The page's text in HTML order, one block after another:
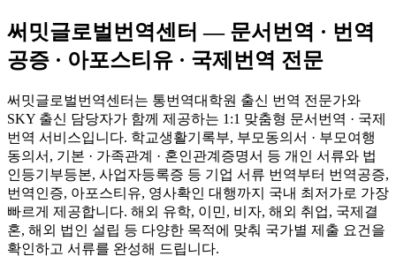
써밋글로벌번역센터 — 문서번역 · 번역
공증 · 아포스티유 · 국제번역 전문
써밋글로벌번역센터는 통번역대학원 출신 번역 전문가와
SKY 출신 담당자가 함께 제공하는 1:1 맞춤형 문서번역 · 국제
번역 서비스입니다. 학교생활기록부, 부모동의서 · 부모여행
동의서, 기본 · 가족관계 · 혼인관계증명서 등 개인 서류와 법
인등기부등본, 사업자등록증 등 기업 서류 번역부터 번역공증,
번역인증, 아포스티유, 영사확인 대행까지 국내 최저가로 가장
빠르게 제공합니다. 해외 유학, 이민, 비자, 해외 취업, 국제결
혼, 해외 법인 설립 등 다양한 목적에 맞춰 국가별 제출 요건을
확인하고 서류를 완성해 드립니다.